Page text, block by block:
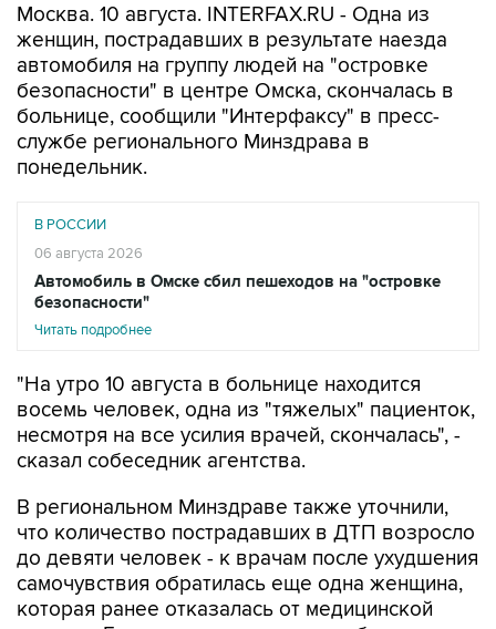
автомобиля на группу людей на "островке
безопасности" в центре Омска, скончалась в
больнице, сообщили "Интерфаксу" в пресс-
службе регионального Минздрава в
понедельник.
В РОССИИ
Автомобиль в Омске сбил пешеходов на "островке
безопасности"
Читать подробнее
"На утро 10 августа в больнице находится
несмотря на все усилия врачей, скончалась", -
сказал собеседник агентства.
В региональном Минздраве также уточнили,
до девяти человек - к врачам после ухудшения
самочувствия обратилась еще одна женщина,
которая ранее отказалась от медицинской
помощи. Ее госпитализировали в общее
отделение.